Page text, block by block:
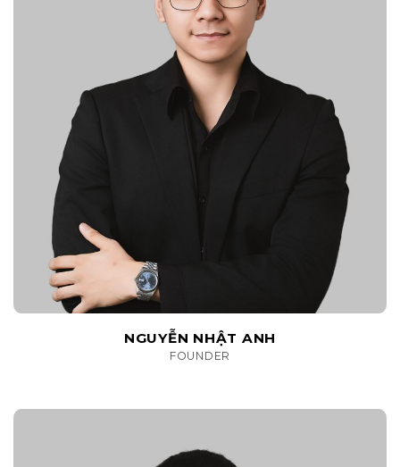
NGUYỄN NHẬT ANH
FOUNDER